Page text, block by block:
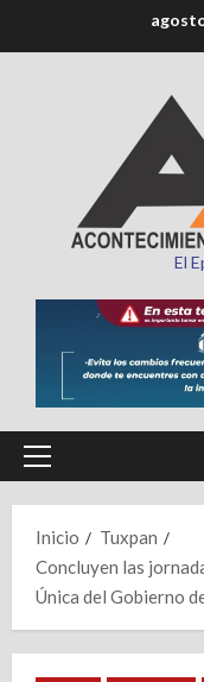
al
El
Menú
Inicio
Tuxpan
Concluyen las
Única del Gobierno